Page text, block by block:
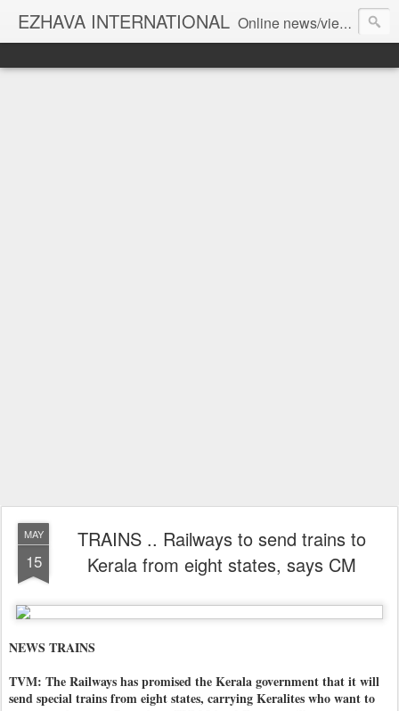
EZHAVA INTERNATIONAL Online news/views JOURNAL... Connecting the community worldwide Editorial Director: Prem Chandran
MAY
15
TRAINS .. Railways to send trains to
Kerala from eight states, says CM
NEWS TRAINS
TVM: The Railways has promised the Kerala government that it will
send special trains from eight states, carrying Keralites who want to